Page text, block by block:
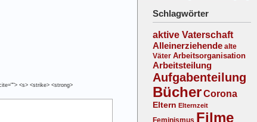
Schlagwörter
aktive Vaterschaft
Alleinerziehende alte
Väter Arbeitsorganisation
Arbeitsteilung
Aufgabenteilung
BücherCorona
Eltern Elternzeit
Feminismus Filme
<s> <strike> <strong>